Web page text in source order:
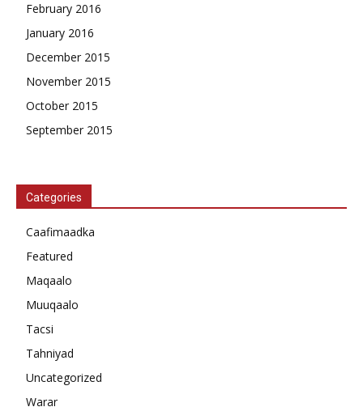
February 2016
January 2016
December 2015
November 2015
October 2015
September 2015
Categories
Caafimaadka
Featured
Maqaalo
Muuqaalo
Tacsi
Tahniyad
Uncategorized
Warar